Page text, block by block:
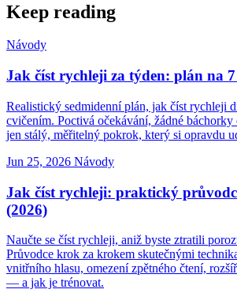
Keep reading
Návody
Jak číst rychleji za týden: plán na
Realistický sedmidenní plán, jak číst rychleji
cvičením. Poctivá očekávání, žádné
jen stálý, měřitelný pokrok, který si opravdu
Jun 25, 2026 Návody
Jak číst rychleji: praktický
(2026)
Naučte se číst rychleji, aniž byste ztratili
Průvodce krok za krokem skutečnými
vnitřního hlasu, omezení zpětného čtení,
— a jak je trénovat.